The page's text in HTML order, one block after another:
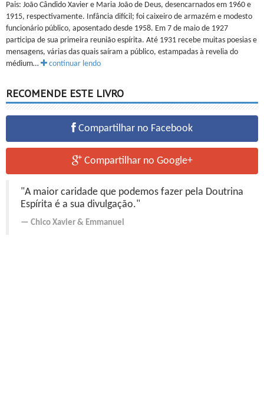
Pais: João Cândido Xavier e Maria João de Deus, desencarnados em 1960 e
1915, respectivamente. Infância difícil; foi caixeiro de armazém e modesto
funcionário público, aposentado desde 1958. Em 7 de maio de 1927
participa de sua primeira reunião espírita. Até 1931 recebe muitas poesias e
mensagens, várias das quais saíram a público, estampadas à revelia do
médium…
continuar lendo
RECOMENDE ESTE LIVRO
Compartilhar no Facebook
Compartilhar no Google+
"A maior caridade que podemos fazer pela Doutrina
Espírita é a sua divulgação."
Chico Xavier & Emmanuel